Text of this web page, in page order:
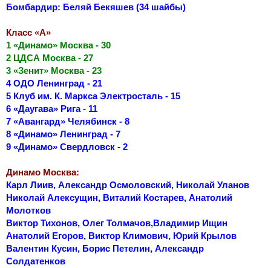
Бомбардир: Беляй Бекяшев (34 шайбы)
Класс «А»
1 «Динамо» Москва - 30
2 ЦДСА Москва - 27
3 «Зенит» Москва - 23
4 ОДО Ленинград - 21
5 Клуб им. К. Маркса Электросталь - 15
6 «Даугава» Рига - 11
7 «Авангард» Челябинск - 8
8 «Динамо» Ленинград - 7
9 «Динамо» Свердловск - 2
Динамо Москва:
Карл Лиив, Александр Осмоловский, Николай Уланов
Николай Алексущин, Виталий Костарев, Анатолий
Молотков
Виктор Тихонов, Олег Толмачов,Владимир Ищин
Анатолий Егоров, Виктор Климович, Юрий Крылов
Валентин Кусин, Борис Петелин, Александр
Солдатенков